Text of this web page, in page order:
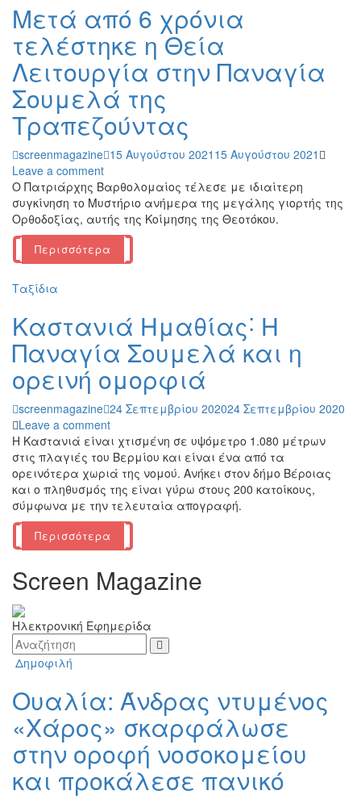
Μετά από 6 χρόνια
τελέστηκε η Θεία
Λειτουργία στην Παναγία
Σουμελά της
Τραπεζούντας
screenmagazine 15 Αυγούστου 2021 15 Αυγούστου 2021
Leave a comment
Ο Πατριάρχης Βαρθολομαίος τέλεσε με ιδιαίτερη
συγκίνηση το Μυστήριο ανήμερα της μεγάλης γιορτής της
Ορθοδοξίας, αυτής της Κοίμησης της Θεοτόκου.
Περισσότερα
Ταξίδια
Καστανιά Ημαθίας˸ Η
Παναγία Σουμελά και η
ορεινή ομορφιά
screenmagazine 24 Σεπτεμβρίου 202024 Σεπτεμβρίου 2020
Leave a comment
Η Καστανιά είναι χτισμένη σε υψόμετρο 1.080 μέτρων
στις πλαγιές του Βερμίου και είναι ένα από τα
ορεινότερα χωριά της νομού. Ανήκει στον δήμο Βέροιας
και ο πληθυσμός της είναι γύρω στους 200 κατοίκους,
σύμφωνα με την τελευταία απογραφή.
Περισσότερα
Screen Magazine
Ηλεκτρονική Εφημερίδα
Δημοφιλή
Ουαλία: Άνδρας ντυμένος
«Χάρος» σκαρφάλωσε
στην οροφή νοσοκομείου
και προκάλεσε πανικό